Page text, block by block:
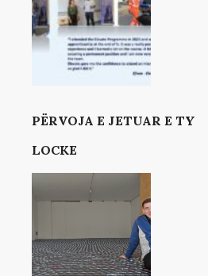
PËRVOJA E JETUAR E TY
LOCKE